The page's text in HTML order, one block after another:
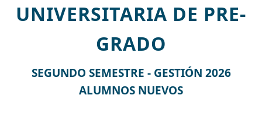
UNIVERSITARIA DE PRE-
GRADO
SEGUNDO SEMESTRE - GESTIÓN 2026
ALUMNOS NUEVOS